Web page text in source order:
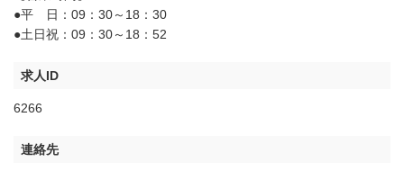
●平 日：09：30～18：30
●土日祝：09：30～18：52
求人ID
6266
連絡先